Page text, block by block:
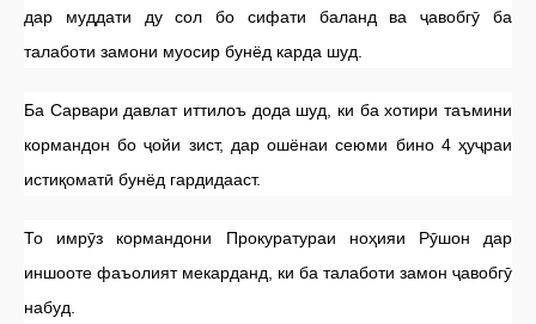
дар муддати ду сол бо сифати баланд ва ҷавобгӯ ба
талаботи замони муосир бунёд карда шуд.
Ба Сарвари давлат иттилоъ дода шуд, ки ба хотири таъмини
кормандон бо ҷойи зист, дар ошёнаи сеюми бино 4 ҳуҷраи
истиқоматӣ бунёд гардидааст.
То имрӯз кормандони Прокуратураи ноҳияи Рӯшон дар
иншооте фаъолият мекарданд, ки ба талаботи замон ҷавобгӯ
набуд.